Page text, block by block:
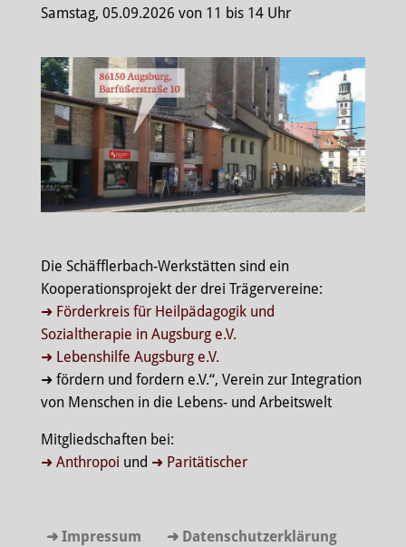
Samstag, 05.09.2026 von 11 bis 14 Uhr
Die Schäfflerbach-Werkstätten sind ein
Kooperationsprojekt der drei Trägervereine:
➜ Förderkreis für Heilpädagogik und
Sozialtherapie in Augsburg e.V.
➜ Lebenshilfe Augsburg e.V.
➜ fördern und fordern e.V.“, Verein zur Integration
von Menschen in die Lebens- und Arbeitswelt
Mitgliedschaften bei:
➜ Anthropoi und ➜ Paritätischer
➜ Impressum ➜ Datenschutzerklärung